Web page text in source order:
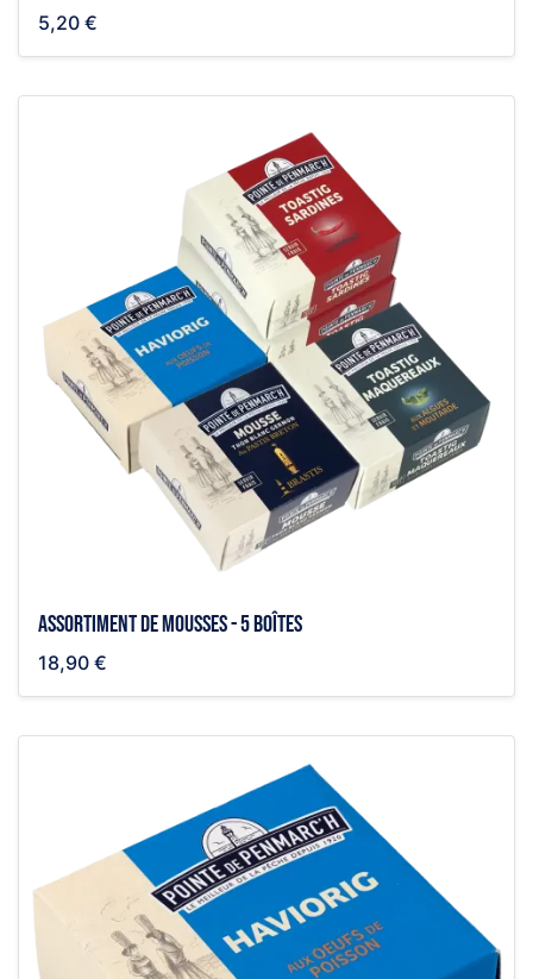
5,20 €
Assortiment de mousses - 5 boîtes
18,90 €